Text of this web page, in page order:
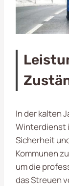
In der kalten
Winterdienst
Sicherheit
Kommunen
um die
das Streuen